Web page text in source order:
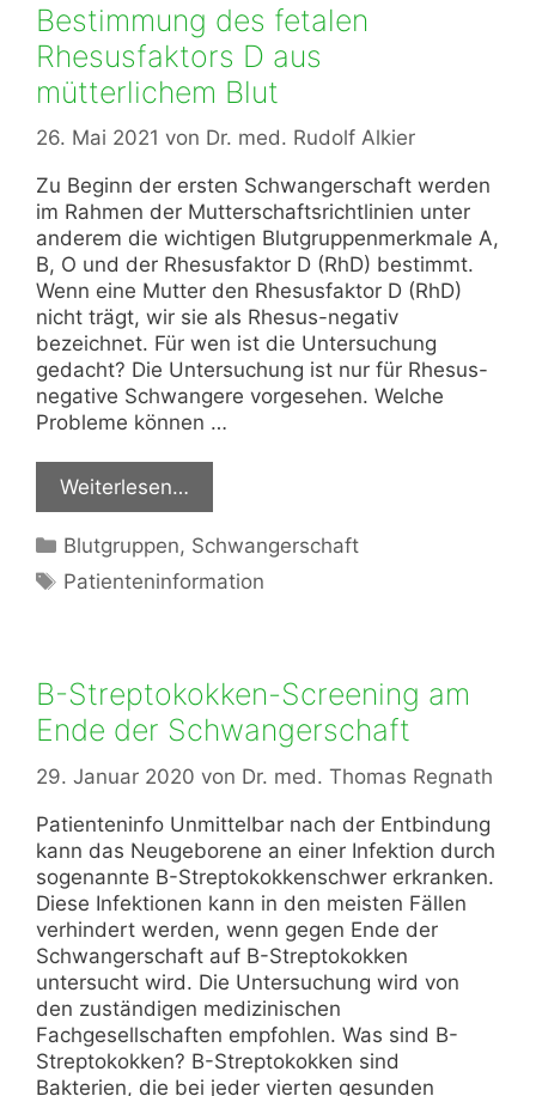
Bestimmung des fetalen
Rhesusfaktors D aus
mütterlichem Blut
26. Mai 2021 von Dr. med. Rudolf Alkier
Zu Beginn der ersten Schwangerschaft werden
im Rahmen der Mutterschaftsrichtlinien unter
anderem die wichtigen Blutgruppenmerkmale A,
B, O und der Rhesusfaktor D (RhD) bestimmt.
Wenn eine Mutter den Rhesusfaktor D (RhD)
nicht trägt, wir sie als Rhesus-negativ
bezeichnet. Für wen ist die Untersuchung
gedacht? Die Untersuchung ist nur für Rhesus-
negative Schwangere vorgesehen. Welche
Probleme können …
Weiterlesen…
Kategorien
Blutgruppen, Schwangerschaft
Schlagwörter
Patienteninformation
B-Streptokokken-Screening am
Ende der Schwangerschaft
29. Januar 2020 von Dr. med. Thomas Regnath
Patienteninfo Unmittelbar nach der Entbindung
kann das Neugeborene an einer Infektion durch
sogenannte B-Streptokokkenschwer erkranken.
Diese Infektionen kann in den meisten Fällen
verhindert werden, wenn gegen Ende der
Schwangerschaft auf B-Streptokokken
untersucht wird. Die Untersuchung wird von
den zuständigen medizinischen
Fachgesellschaften empfohlen. Was sind B-
Streptokokken? B-Streptokokken sind
Bakterien, die bei jeder vierten gesunden